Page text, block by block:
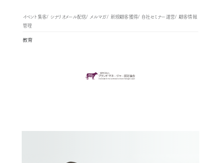
イベント集客 シナリオメール配信 メルマガ 新規顧客獲得 自社セミナー運営
顧客情報
管理
教育